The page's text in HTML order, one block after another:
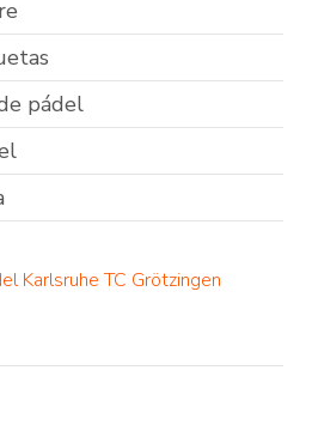
pádel
Karlsruhe TC Grötzingen